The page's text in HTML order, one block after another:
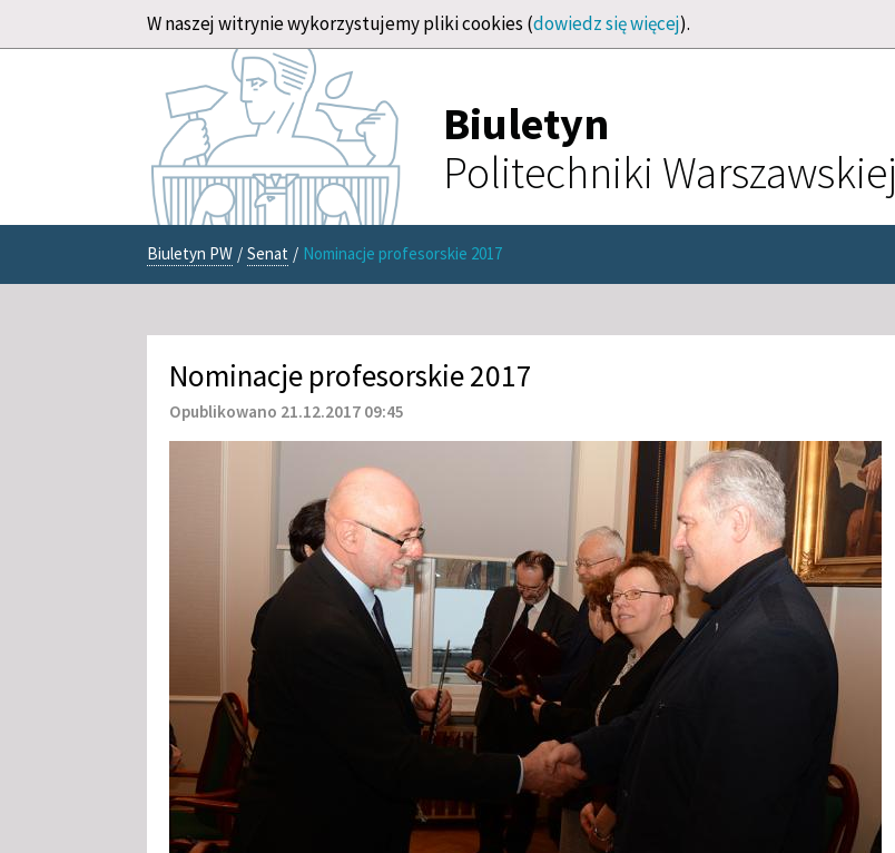
W naszej witrynie wykorzystujemy pliki cookies (dowiedz się więcej).
Biuletyn
Politechniki Warszawskiej
Biuletyn PW / Senat / Nominacje profesorskie 2017
Nominacje profesorskie 2017
Opublikowano 21.12.2017 09:45